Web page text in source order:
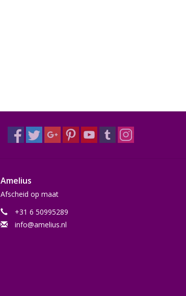
Amelius
Afscheid op maat
+31 6 50995289
info@amelius.nl